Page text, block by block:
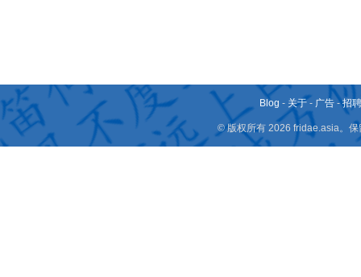
Blog - 关于 - 广告 -招
© 版权所有 2026 fridae.asia。